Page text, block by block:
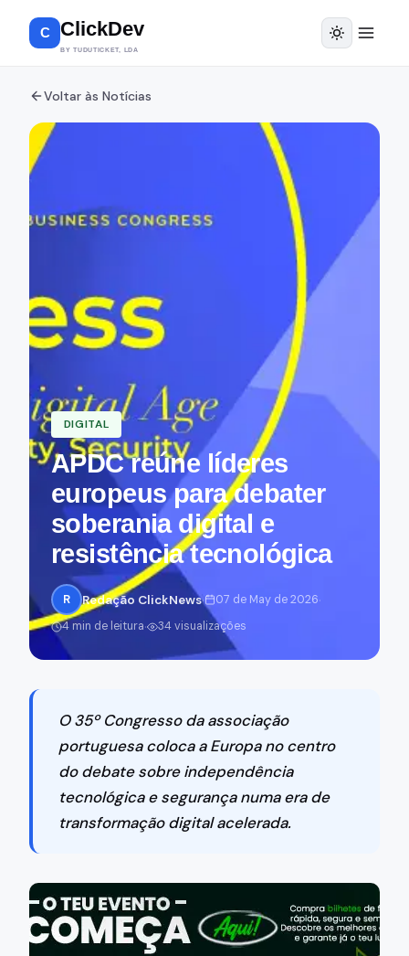
C ClickDev
BY TUDUTICKET, LDA
Voltar às Notícias
DIGITAL
APDC reúne líderes
europeus para debater
soberania digital e
resistência tecnológica
R Redação ClickNews· 07 de May de 2026·
4 min de leitura· 34 visualizações
O 35º Congresso da associação
portuguesa coloca a Europa no centro
do debate sobre independência
tecnológica e segurança numa era de
transformação digital acelerada.